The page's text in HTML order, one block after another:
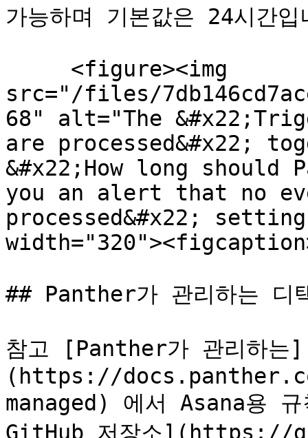
가능하며 기본값은 24시간
src="/files/
68" alt="The
are processed&#x22;
&#x22;How long
you an alert that no
processed&#x22;
## Panther가 관리하는 디
참고 [Panther가 관리하는]
(https://
managed) 에서 Asana용
GitHub 저장소](https://